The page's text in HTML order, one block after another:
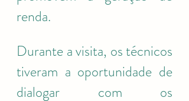
renda.
Durante a visita, os técnicos
tiveram a oportunidade de
dialogar com os